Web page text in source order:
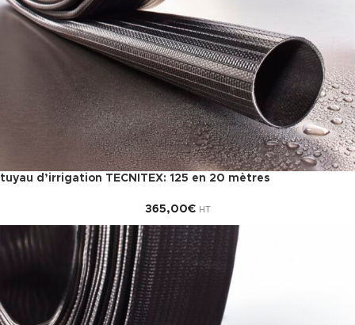
tuyau d’irrigation TECNITEX: 125 en 20 mètres
365,00€ HT